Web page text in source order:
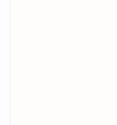
چہیتے شاگرد کون